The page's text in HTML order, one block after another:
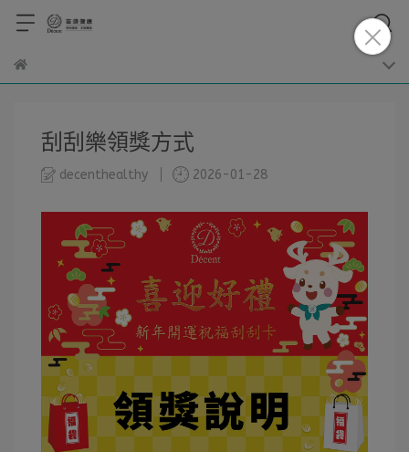
刮刮樂領獎方式
decenthealthy 2026-01-28